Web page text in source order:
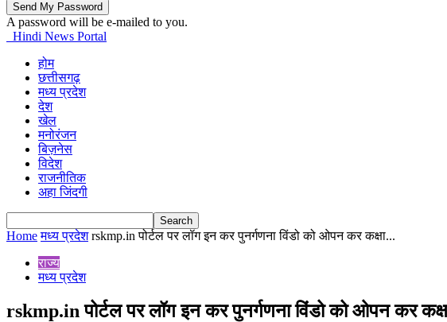
A password will be e-mailed to you.
Hindi News Portal
होम
छत्तीसगढ़
मध्य प्रदेश
देश
खेल
मनोरंजन
बिज़नेस
विदेश
राजनीतिक
अहा जिंदगी
Home मध्य प्रदेश rskmp.in पोर्टल पर लॉग इन कर पुनर्गणना विंडो को ओपन कर कक्षा...
राज्य
मध्य प्रदेश
rskmp.in पोर्टल पर लॉग इन कर पुनर्गणना विंडो को ओपन कर